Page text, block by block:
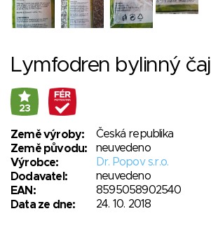
Lymfodren bylinný čaj
23
Země výroby:
Česká republika
Země původu:
neuvedeno
Výrobce:
Dr. Popov s.r.o.
Dodavatel:
neuvedeno
EAN:
8595058902540
Data ze dne:
24. 10. 2018